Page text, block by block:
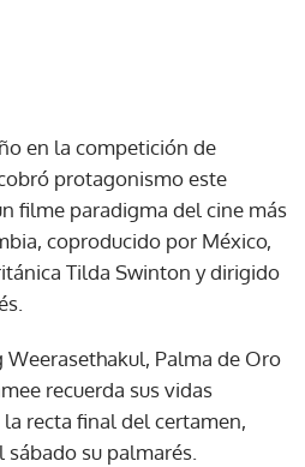
en la competición de
protagonismo este
filme paradigma del cine más
coproducido por México,
Tilda Swinton y dirigido
Weerasethakul, Palma de Oro
recuerda sus vidas
recta final del certamen,
su palmarés.